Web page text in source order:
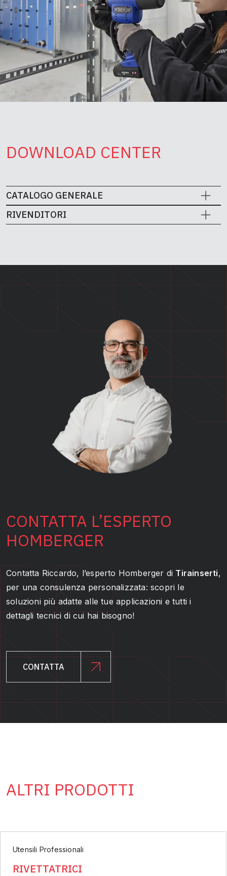
DOWNLOAD CENTER
CATALOGO GENERALE
RIVENDITORI
CONTATTA L’ESPERTO
HOMBERGER
Contatta Riccardo, l’esperto Homberger di Tirainserti,
per una consulenza personalizzata: scopri le
soluzioni più adatte alle tue applicazioni e tutti i
dettagli tecnici di cui hai bisogno!
CONTATTA
ALTRI PRODOTTI
Utensili Professionali
RIVETTATRICI